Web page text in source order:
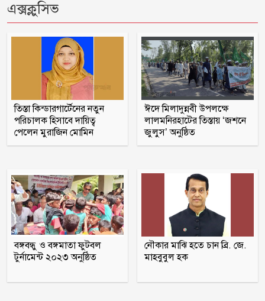
শাস্তির আবেদন
রাষ্ট্রপতি নির্বাচন ২০ আগস্ট
মাগুরায় সাকিব আল হাসানের বাড়িতে
‘পেট্রোল বোমা’ হামলা
পটুয়াখালী সদর উপজেলা আ লীগ
সহসভাপতি মিজানুর মারা গেছেন
মধুখালীতে সাবেক পৌর কাউন্সিলর বাবু
গ্রেফতার
জুলাই’
এক্সক্লুসিভ
তিস্তা কিন্ডারগার্টেনের নতুন
পরিচালক হিসাবে দায়িত্ব
পেলেন মুরাজিন মোমিন
ঈদে মিলাদুন্নবী উপলক্ষে
লালমনিরহাটের তিস্তায় ‘জশনে
জুলুস’ অনুষ্ঠিত
বঙ্গবন্ধু ও বঙ্গমাতা ফুটবল
টুর্নামেন্ট ২০২৩ অনুষ্ঠিত
নৌকার মাঝি হতে চান ব্রি. জে.
মাহবুবুল হক